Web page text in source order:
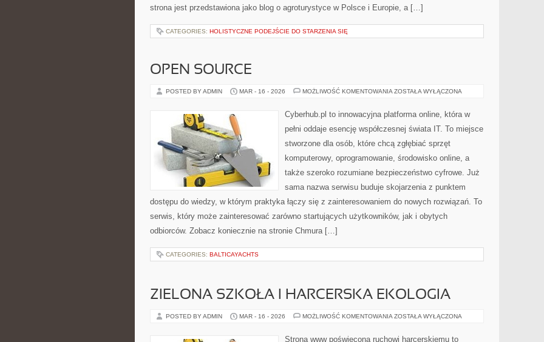
strona jest przedstawiona jako blog o agroturystyce w Polsce i Europie, a […]
CATEGORIES: HOLISTYCZNE PODEJŚCIE DO STARZENIA SIĘ
OPEN SOURCE
POSTED BY ADMIN MAR - 16 - 2026 MOŻLIWOŚĆ KOMENTOWANIA OPEN
ZOSTAŁA WYŁĄCZONA
Cyberhub.pl to innowacyjna platforma online, która w
pełni oddaje esencję współczesnej świata IT. To miejsce
stworzone dla osób, które chcą zgłębiać sprzęt
komputerowy, oprogramowanie, środowisko online, a
także szeroko rozumiane bezpieczeństwo cyfrowe. Już
sama nazwa serwisu buduje skojarzenia z punktem
dostępu do wiedzy, w którym praktyka łączy się z zainteresowaniem do nowych rozwiązań. To
serwis, który może zainteresować zarówno startujących użytkowników, jak i obytych
odbiorców. Zobacz koniecznie na stronie Chmura […]
CATEGORIES: BALTICAYACHTS
ZIELONA SZKOŁA I HARCERSKA EKOLOGIA
POSTED BY ADMIN MAR - 16 - 2026 MOŻLIWOŚĆ KOMENTOWANIA ZIELONA
HARCERSKA
ZOSTAŁA WYŁĄCZONA
Strona www poświęcona ruchowi harcerskiemu to